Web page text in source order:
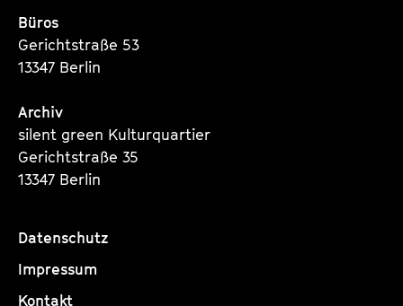
Büros
Gerichtstraße 53
13347 Berlin
Archiv
silent green Kulturquartier
Gerichtstraße 35
13347 Berlin
Datenschutz
Impressum
Kontakt